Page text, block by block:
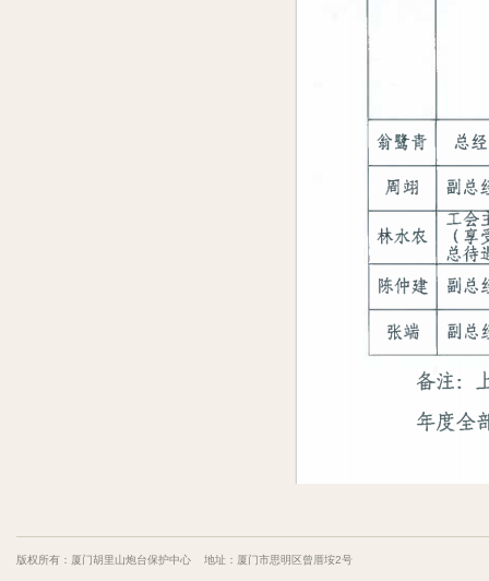
版权所有：厦门胡里山炮台保护中心 地址：厦门市思明区曾厝垵2号